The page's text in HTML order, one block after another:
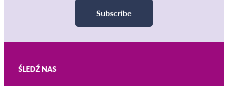
Subscribe
ŚLEDŹ NAS